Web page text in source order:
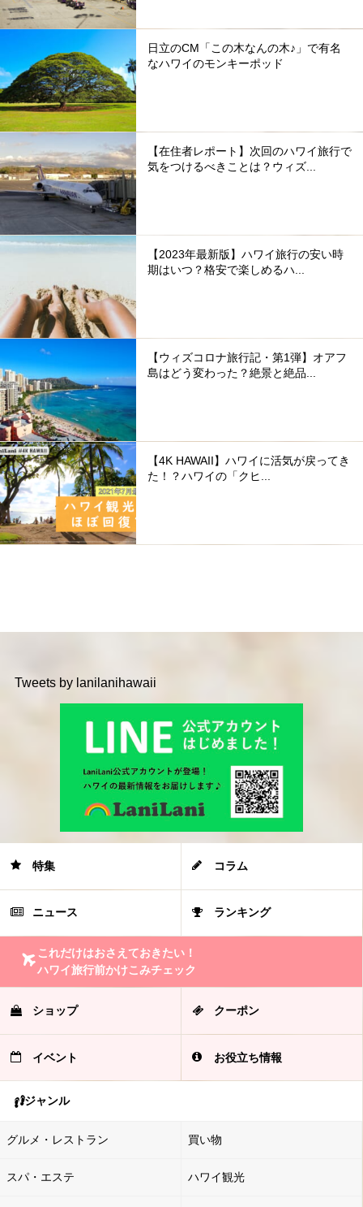
日立のCM「この木なんの木♪」で有名
なハワイのモンキーポッド
【在住者レポート】次回のハワイ旅行で
気をつけるべきことは？ウィズ...
【2023年最新版】ハワイ旅行の安い時
期はいつ？格安で楽しめるハ...
【ウィズコロナ旅行記・第1弾】オアフ
島はどう変わった？絶景と絶品...
【4K HAWAII】ハワイに活気が戻ってき
た！？ハワイの「クヒ...
Tweets by lanilanihawaii
特集 コラム
ニュース ランキング
これだけはおさえておきたい！
ハワイ旅行前かけこみチェック
ショップ クーポン
イベント お役立ち情報
ジャンル
グルメ・レストラン 買い物
スパ・エステ ハワイ観光